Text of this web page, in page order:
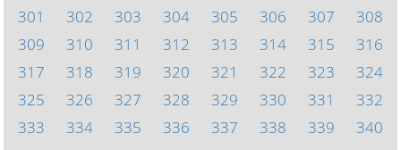
301
302 303 304 305 306 307
308
309
310 311 312 313 314 315
316
317
318 319 320 321 322 323
324
325
326 327 328 329 330 331
332
333
334 335 336 337 338 339
340